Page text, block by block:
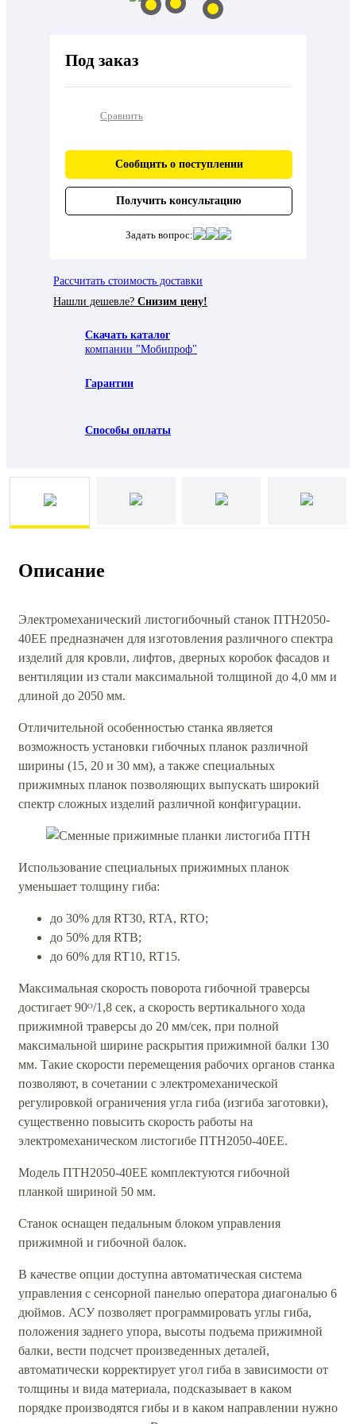
Под заказ
Сравнить
Сообщить о поступлении
Получить консультацию
Задать вопрос:
Рассчитать стоимость доставки
Нашли дешевле? Снизим цену!
Скачать каталог
компании "Мобипроф"
Гарантии
Способы оплаты
Описание
Электромеханический листогибочный станок ПТН2050-
40ЕЕ предназначен для изготовления различного спектра
изделий для кровли, лифтов, дверных коробок фасадов и
вентиляции из стали максимальной толщиной до 4,0 мм и
длиной до 2050 мм.
Отличительной особенностью станка является
возможность установки гибочных планок различной
ширины (15, 20 и 30 мм), а также специальных
прижимных планок позволяющих выпускать широкий
спектр сложных изделий различной конфигурации.
Использование специальных прижимных планок
уменьшает толщину гиба:
до 30% для RT30, RTA, RTO;
до 50% для RTB;
до 60% для RT10, RT15.
Максимальная скорость поворота гибочной траверсы
достигает 90ᴼ/1,8 сек, а скорость вертикального хода
прижимной траверсы до 20 мм/сек, при полной
максимальной ширине раскрытия прижимной балки 130
мм. Такие скорости перемещения рабочих органов станка
позволяют, в сочетании с электромеханической
регулировкой ограничения угла гиба (изгиба заготовки),
существенно повысить скорость работы на
электромеханическом листогибе ПТН2050-40ЕЕ.
Модель ПТН2050-40ЕЕ комплектуются гибочной
планкой шириной 50 мм.
Станок оснащен педальным блоком управления
прижимной и гибочной балок.
В качестве опции доступна автоматическая система
управления с сенсорной панелью оператора диагональю 6
дюймов. АСУ позволяет программировать углы гиба,
положения заднего упора, высоты подъема прижимной
балки, вести подсчет произведенных деталей,
автоматически корректирует угол гиба в зависимости от
толщины и вида материала, подсказывает в каком
порядке производятся гибы и в каком направлении нужно